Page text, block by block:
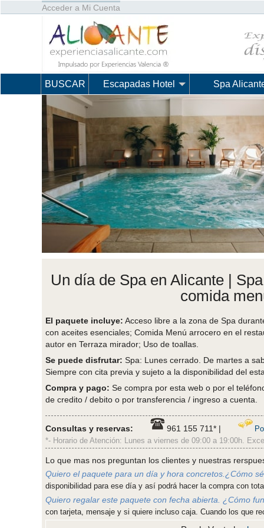
Acceder a Mi Cuenta
BUSCAR Escapadas Hotel Spa
Un día de Spa en Alicante |
comida
El paquete incluye: Acceso libre a la zona de Spa
con aceites esenciales; Comida Menú arrocero en el
autor en Terraza mirador; Uso de toallas.
Se puede disfrutar: Spa: Lunes cerrado. De martes a
Siempre con cita previa y sujeto a la disponibilidad del
Compra y pago: Se compra por esta web o por el
de credito / debito o por transferencia / ingreso a cuenta.
Consultas y reservas: 961 155 711* |
*- Horario de Atención: Lunes a viernes de 09:00 a 19:00h.
Lo que mas nos preguntan los clientes y nuestras
Quiero el paquete para un día y hora concretos.¿Cómo
disponibilidad para ese día y así podrá hacer la compra con
Quiero regalar este paquete con fecha abierta. ¿Cómo
con tarjeta, mensaje y si quiere incluso caja. Cuando los que